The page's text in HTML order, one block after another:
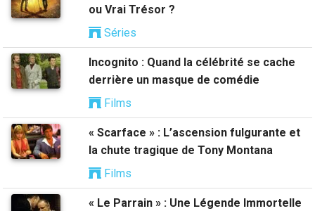
ou Vrai Trésor ?
Séries
Incognito : Quand la célébrité se cache
derrière un masque de comédie
Films
« Scarface » : L’ascension fulgurante et
la chute tragique de Tony Montana
Films
« Le Parrain » : Une Légende Immortelle